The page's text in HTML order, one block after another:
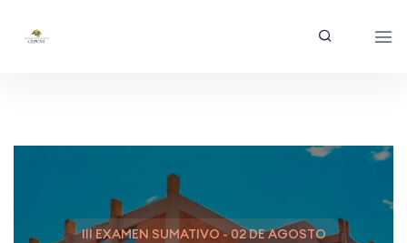
III EXAMEN SUMATIVO - 02 DE AGOSTO